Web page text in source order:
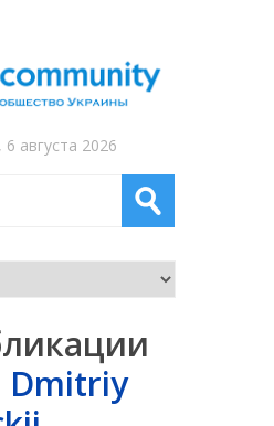
6 августа 2026
Dmitriy